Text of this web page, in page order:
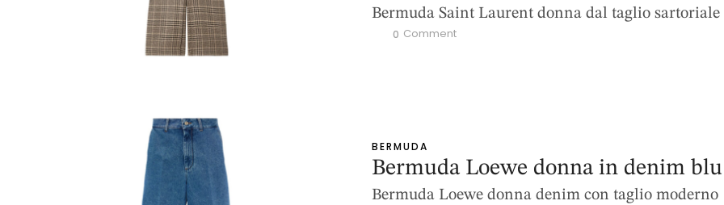
Bermuda Saint Laurent donna dal taglio sartoriale
0 Comment
BERMUDA
Bermuda Loewe donna in denim blu
Bermuda Loewe donna denim con taglio moderno